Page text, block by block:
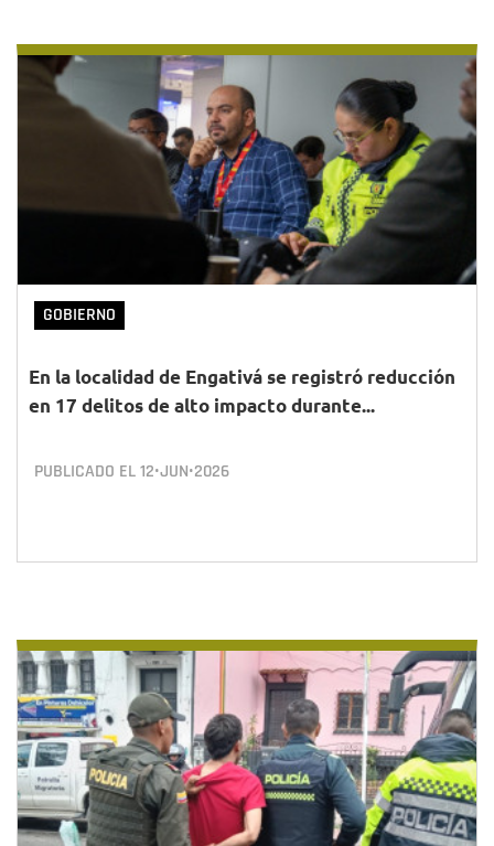
GOBIERNO
En la localidad de Engativá se registró reducción
en 17 delitos de alto impacto durante...
PUBLICADO EL12•JUN•2026